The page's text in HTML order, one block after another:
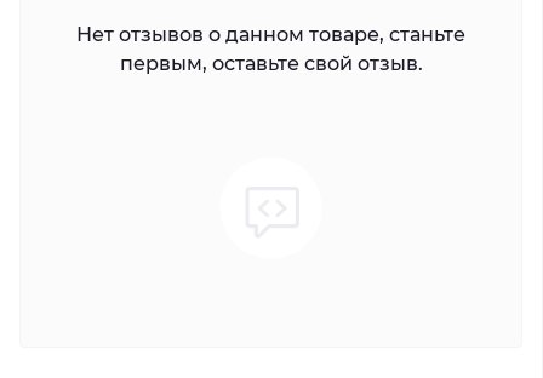
Нет отзывов о данном товаре, станьте
первым, оставьте свой отзыв.